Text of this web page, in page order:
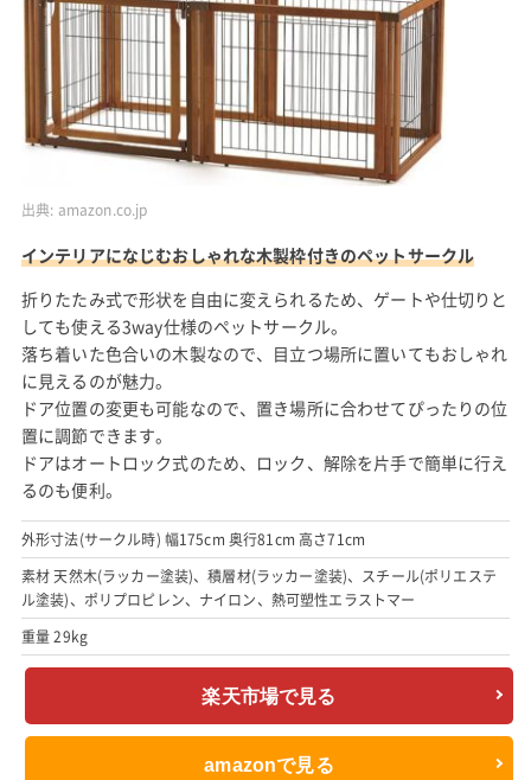
出典: amazon.co.jp
インテリアになじむおしゃれな木製枠付きのペットサークル
折りたたみ式で形状を自由に変えられるため、ゲートや仕切りと
しても使える3way仕様のペットサークル。
落ち着いた色合いの木製なので、目立つ場所に置いてもおしゃれ
に見えるのが魅力。
ドア位置の変更も可能なので、置き場所に合わせてぴったりの位
置に調節できます。
ドアはオートロック式のため、ロック、解除を片手で簡単に行え
るのも便利。
外形寸法(サークル時) 幅175cm 奥行81cm 高さ71cm
素材 天然木(ラッカー塗装)、積層材(ラッカー塗装)、スチール(ポリエステ
ル塗装)、ポリプロピレン、ナイロン、熱可塑性エラストマー
重量 29kg
楽天市場で見る
amazonで見る